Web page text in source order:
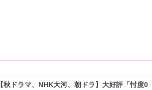
【秋ドラマ、NHK大河、朝ドラ】大好評「忖度0